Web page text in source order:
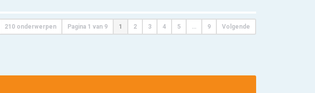
210 onderwerpen Pagina 1 van 9 1 2 3 4 5 … 9 Volgende